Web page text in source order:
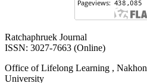
Ratchaphruek Journal
ISSN: 3027-7663 (Online)
Office of Lifelong Learning , Nakhon
University